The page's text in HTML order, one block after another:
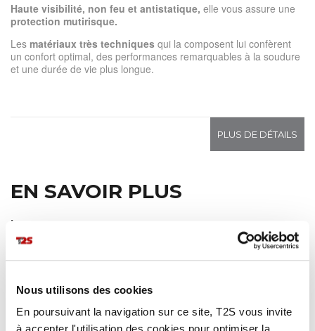
Nous utilisons des cookies
En poursuivant la navigation sur ce site, T2S vous invite
Haute visibilité, non feu et antistatique, elle vous assure une
protection mutirisque.
Les matériaux très techniques qui la composent lui confèrent
un confort optimal, des performances remarquables à la soudure
et une durée de vie plus longue.
PLUS DE DÉTAILS
EN SAVOIR PLUS
Les avantages
EPI haute visibilité multirisque ARC ÉLECTRIQUE Classe 1
:tissu laminé trois couches FR 37% polyester, 12% Protex®,
Parka adaptée aux environnements ATEX.
Imperméable et respirante.
Légèreté.